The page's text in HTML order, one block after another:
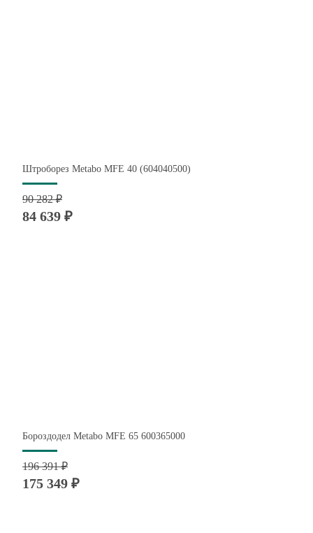
Штроборез Metabo MFE 40 (604040500)
90 282 ₽
84 639 ₽
Бороздодел Metabo MFE 65 600365000
196 391 ₽
175 349 ₽